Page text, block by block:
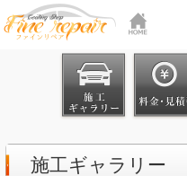
施工ギャラリー